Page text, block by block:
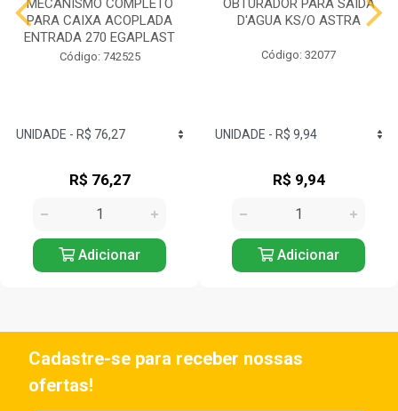
MECANISMO COMPLETO
PARA CAIXA ACOPLADA
ENTRADA 270 EGAPLAST
Código: 742525
R$ 76,27
Adicionar
OBTURADOR PARA SAIDA
D'AGUA KS/O ASTRA
Código: 32077
R$ 9,94
Adicionar
Cadastre-se para receber nossas
ofertas!